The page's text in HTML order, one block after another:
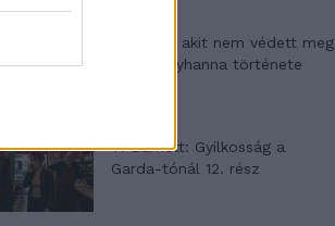
A kislány, akit nem védett meg
senki – Lyhanna története
T. Barnett: Gyilkosság a
Garda-tónál 12. rész